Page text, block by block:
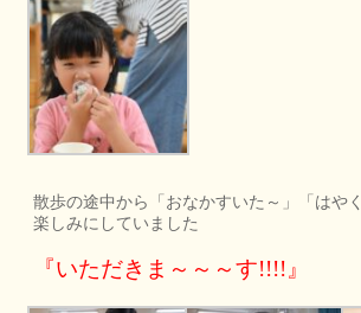
散歩の途中から「おなかすいた～」「はや
楽しみにしていました
『いただきま～～～す!!!!』